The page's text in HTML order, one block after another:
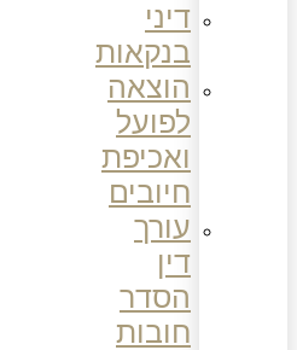
דיני
בנקאות
הוצאה
לפועל
ואכיפת
חיובים
עורך
דין
הסדר
חובות